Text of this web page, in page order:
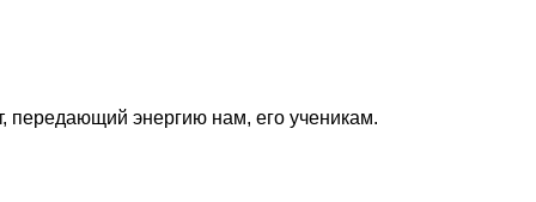
передающий энергию нам, его ученикам.